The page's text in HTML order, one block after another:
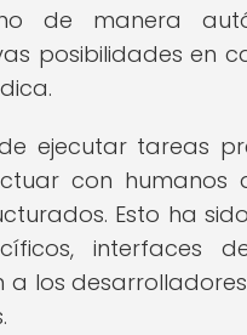
de manera
posibilidades en
ejecutar tareas
con
Esto ha
interfaces
a los